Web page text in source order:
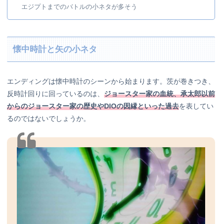
エジプトまでのバトルの小ネタが多そう
懐中時計と矢の小ネタ
エンディングは懐中時計のシーンから始まります。茨が巻きつき、
反時計回りに回っているのは、 ジョースター家の血統、承太郎以前
からのジョースター家の歴史やDIOの因縁といった過去を表してい
るのではないでしょうか。